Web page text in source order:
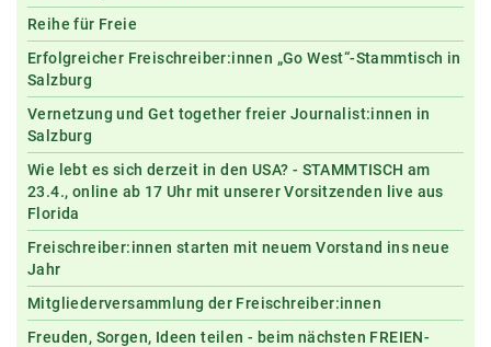
Reihe für Freie
Erfolgreicher Freischreiber:innen „Go West“-Stammtisch in
Salzburg
Vernetzung und Get together freier Journalist:innen in
Salzburg
Wie lebt es sich derzeit in den USA? - STAMMTISCH am
23.4., online ab 17 Uhr mit unserer Vorsitzenden live aus
Florida
Freischreiber:innen starten mit neuem Vorstand ins neue
Jahr
Mitgliederversammlung der Freischreiber:innen
Freuden, Sorgen, Ideen teilen - beim nächsten FREIEN-